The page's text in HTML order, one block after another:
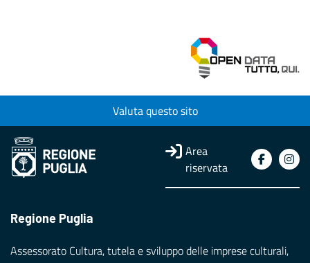
Valuta questo sito
Area
riservata
Regione Puglia
Assessorato Cultura, tutela e sviluppo delle imprese culturali,